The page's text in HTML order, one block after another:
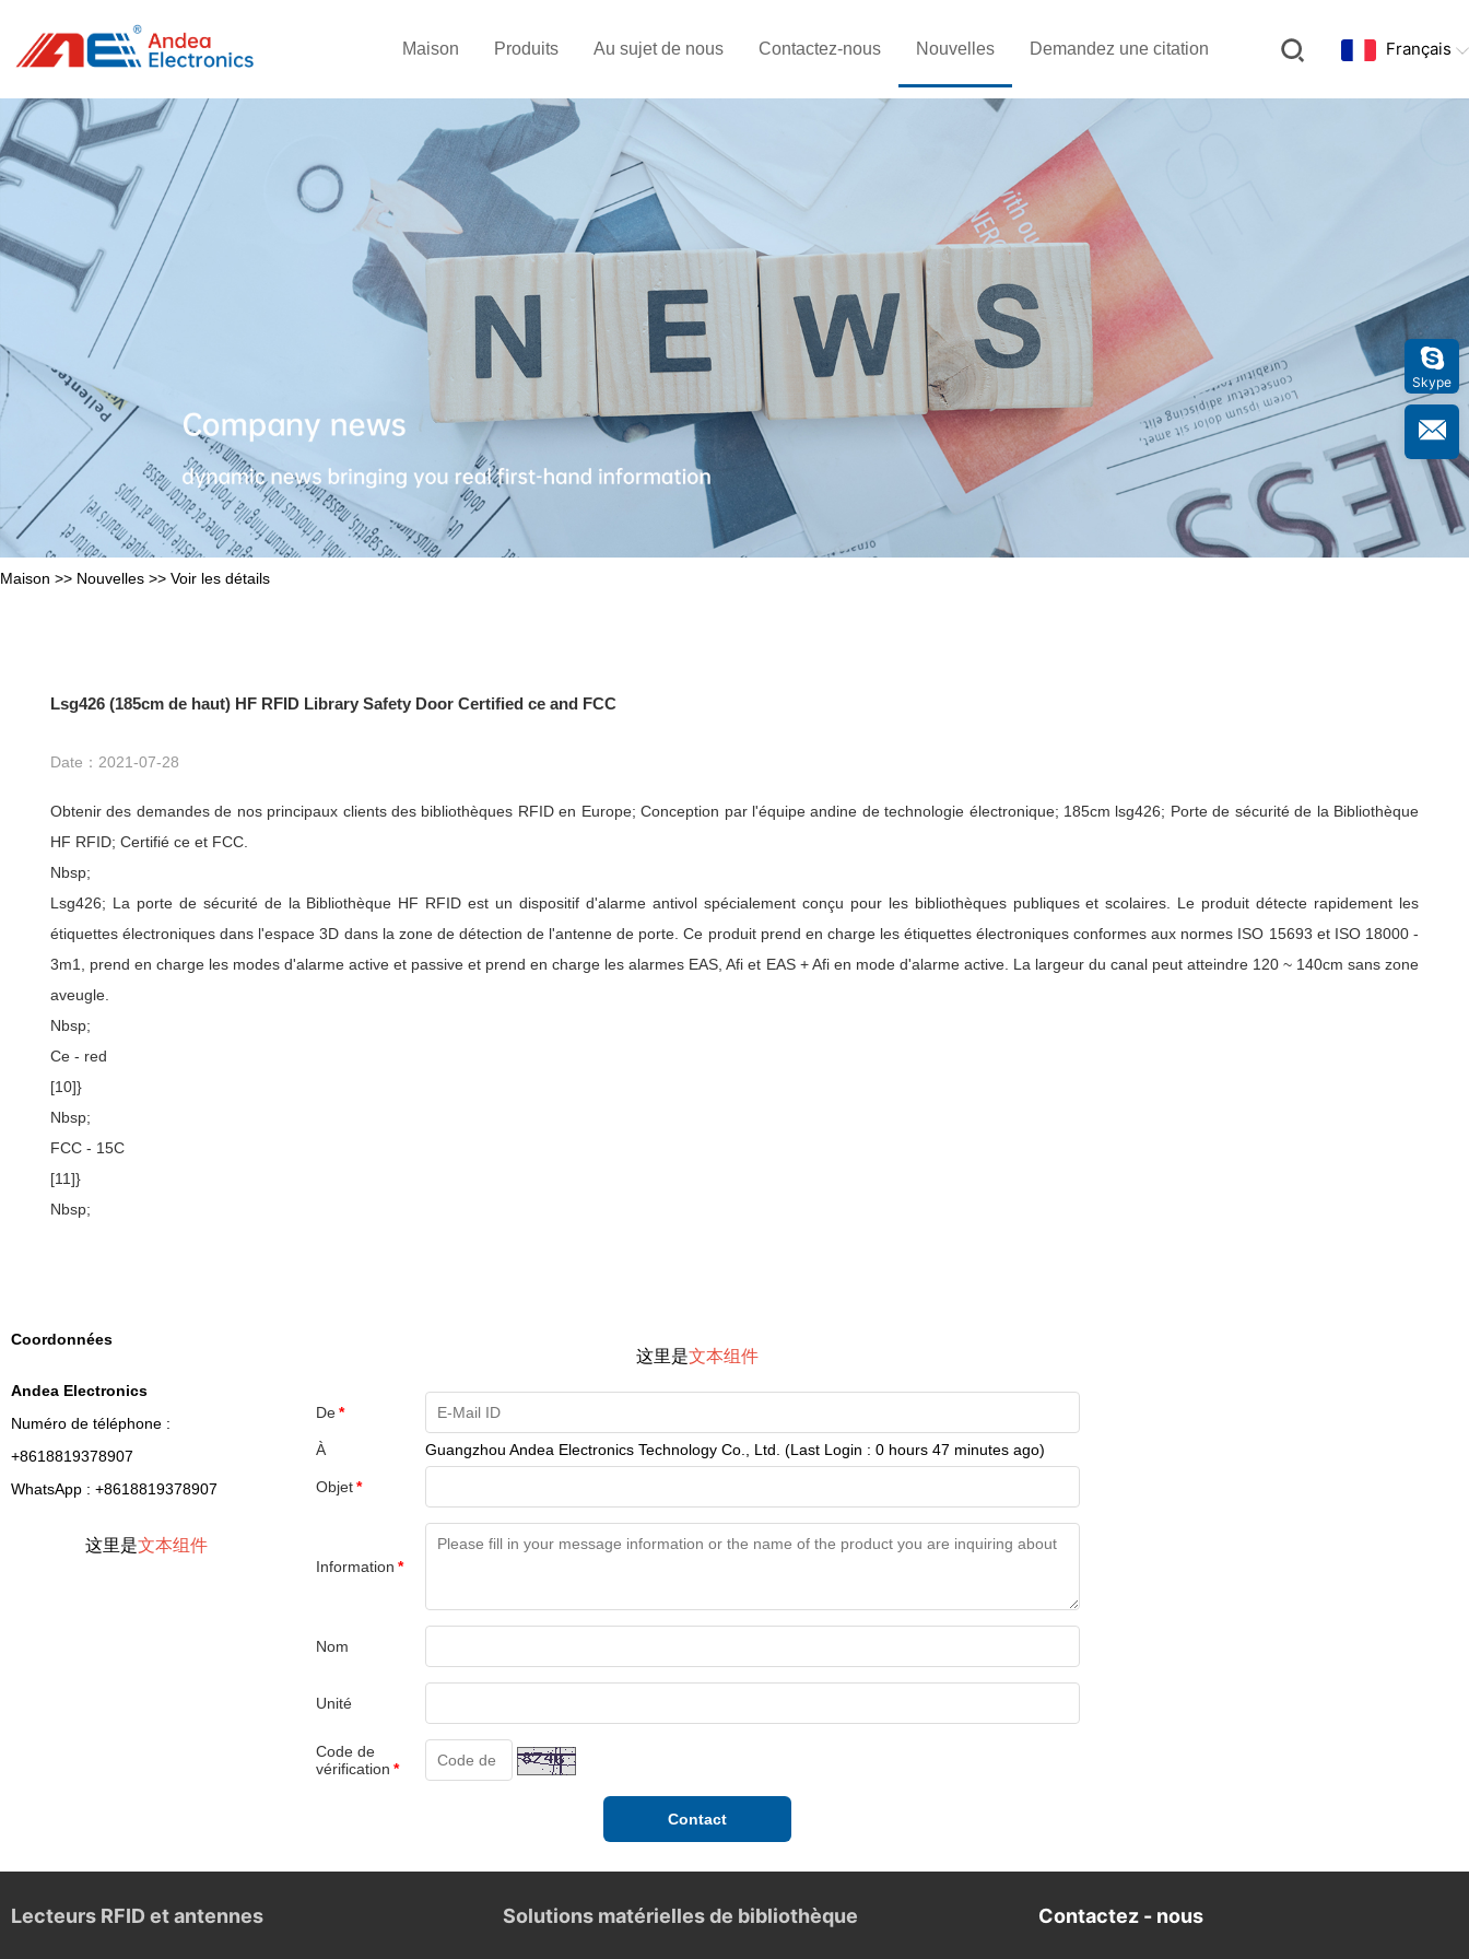
Français
Maison Produits Au sujet de nous Contactez-nous Nouvelles Demandez une citation
Maison >> Nouvelles >> Voir les détails
Lsg426 (185cm de haut) HF RFID Library Safety Door Certified ce and FCC
Date： 2021-07-28
Obtenir des demandes de nos principaux clients des bibliothèques RFID en Europe; Conception par l'équipe andine de technologie électronique; 185cm lsg426; Porte de sécurité de la Bibliothèque
HF RFID; Certifié ce et FCC.
Nbsp;
Lsg426; La porte de sécurité de la Bibliothèque HF RFID est un dispositif d'alarme antivol spécialement conçu pour les bibliothèques publiques et scolaires. Le produit détecte rapidement les
étiquettes électroniques dans l'espace 3D dans la zone de détection de l'antenne de porte. Ce produit prend en charge les étiquettes électroniques conformes aux normes ISO 15693 et ISO 18000 -
3m1, prend en charge les modes d'alarme active et passive et prend en charge les alarmes EAS, Afi et EAS + Afi en mode d'alarme active. La largeur du canal peut atteindre 120 ~ 140cm sans zone
aveugle.
Nbsp;
Ce - red
[10]}
Nbsp;
FCC - 15C
[11]}
Nbsp;
Coordonnées
Andea Electronics
Numéro de téléphone :
+8618819378907
WhatsApp : +8618819378907
这里是文本组件
这里是文本组件
De *
À Guangzhou Andea Electronics Technology Co., Ltd. (Last Login : 0 hours 47 minutes ago)
Objet *
Information *
Nom
Unité
Code de
vérification *
Lecteurs RFID et antennes Solutions matérielles de bibliothèque Contactez - nous
Skype